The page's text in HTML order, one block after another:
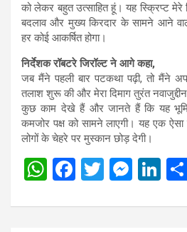
को लेकर बहुत उत्साहित हूं। यह स्क्रिप्ट
बदलाव और मुख्य किरदार के सामने आने
हर कोई आकर्षित होगा।
निर्देशक रॉबटरे जिरॉल्ट ने आगे कहा,
जब मैंने पहली बार पटकथा पढ़ी, तो मैंने
तलाश शुरू की और मेरा दिमाग तुरंत
कुछ काम देखे हैं और जानते हैं कि यह
कमजोर पक्ष को सामने लाएगी। यह एक
लोगों के चेहरे पर मुस्कान छोड़ देगी।
W
at
F
ce
T
tt
M
se
Li
ke